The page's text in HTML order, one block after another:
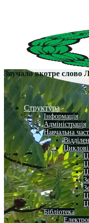
Структура
Інформація
Адміністрація
Навчальна
Циклові
Бібліотека
Звучало вкотре слово